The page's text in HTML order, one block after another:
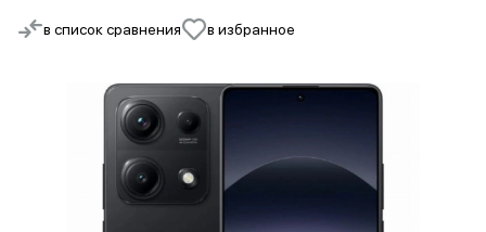
в список сравнения в избранное